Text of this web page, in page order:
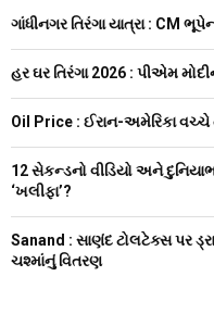
:
ગાંધીનગર તિરંગા યાત્રા : CM
હર ઘર તિરંગા 2026 : પીએમ
Oil Price : ઈરાન-અમેરિકા
12 સેકન્ડનો વીડિયો અને
‘ખલીફા’?
Sanand : સાણંદ ટોલટેક્સ પર
ચશ્માંનું વિતરણ